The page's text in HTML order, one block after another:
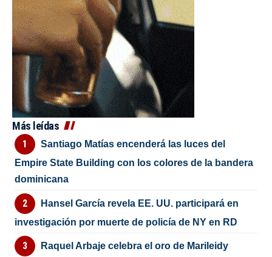
Más leídas
Santiago Matías encenderá las luces del
Empire State Building con los colores de la bandera
dominicana
Hansel García revela EE. UU. participará en
investigación por muerte de policía de NY en RD
Raquel Arbaje celebra el oro de Marileidy